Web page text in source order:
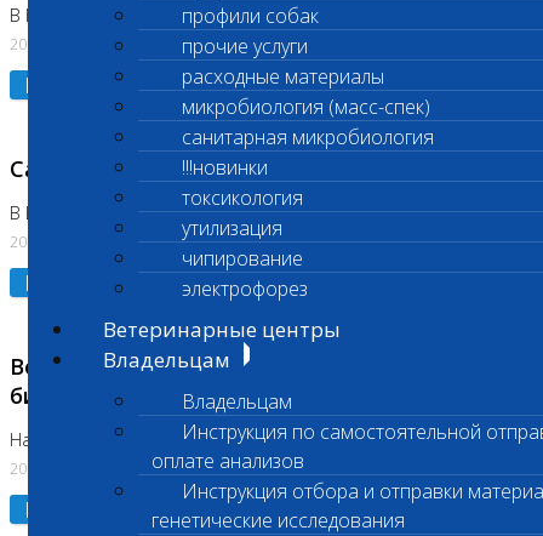
профили собак
прочие услуги
расходные материалы
микробиология (масс-спек)
санитарная микробиология
!!!новинки
токсикология
утилизация
чипирование
электрофорез
Ветеринарные центры
Владельцам
Владельцам
Инструкция по самостоятельной
оплате анализов
Инструкция отбора и отправки
генетические исследования
В Коломне 24.07.2026 и 28.07.2026
20.07.2026
Подробнее
Санитарный день
В Бутово 21.07.2026
20.07.2026
Подробнее
Возобновлено выполнение срочных
биохимических исследований
На Нагорной
20.07.2026
Подробнее